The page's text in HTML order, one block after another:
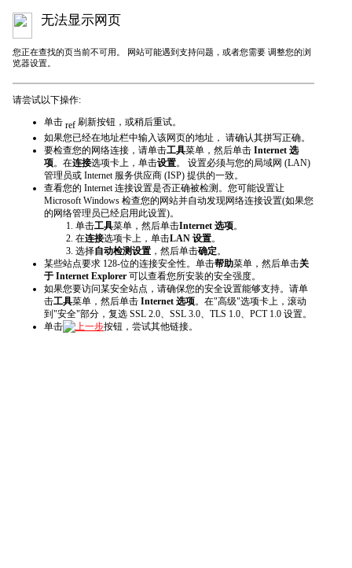
无法显示网页
您正在查找的页当前不可用。 网站可能遇到支持问题，或者您需要 调整您的浏
览器设置。
请尝试以下操作:
单击
刷新按钮，或稍后重试。
如果您已经在地址栏中输入该网页的地址， 请确认其拼写正确。
要检查您的网络连接，请单击工具菜单，然后单击 Internet 选
项。在连接选项卡上，单击设置。 设置必须与您的局域网 (LAN)
管理员或 Internet 服务供应商 (ISP) 提供的一致。
查看您的 Internet 连接设置是否正确被检测。您可能设置让
Microsoft Windows 检查您的网站并自动发现网络连接设置(如果您
的网络管理员已经启用此设置)。
单击工具菜单，然后单击Internet 选项。
在连接选项卡上，单击LAN 设置。
选择自动检测设置 ，然后单击确定。
某些站点要求 128-位的连接安全性。单击帮助菜单，然后单击关
于 Internet Explorer 可以查看您所安装的安全强度。
如果您要访问某安全站点，请确保您的安全设置能够支持。请单
击工具菜单，然后单击 Internet 选项。在"高级"选项卡上，滚动
到"安全"部分，复选 SSL 2.0、SSL 3.0、TLS 1.0、PCT 1.0 设置。
单击
上一步按钮，尝试其他链接。